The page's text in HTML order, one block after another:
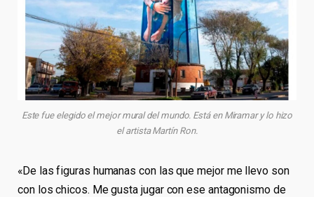
Este fue elegido el mejor mural del mundo. Está en Miramar y lo hizo
el artista Martín Ron.
«De las figuras humanas con las que mejor me llevo son
con los chicos. Me gusta jugar con ese antagonismo de